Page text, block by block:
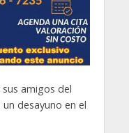
amigos del
desayuno en el